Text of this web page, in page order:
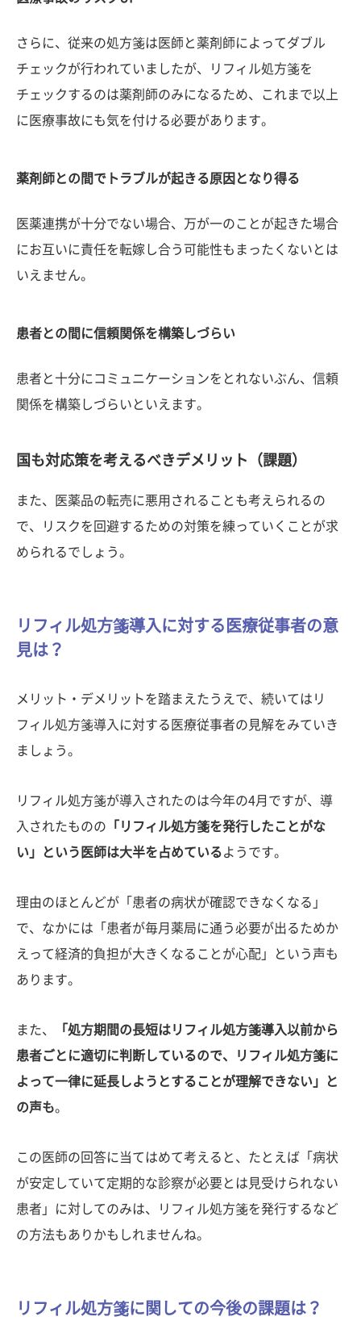
さらに、従来の処方箋は医師と薬剤師によってダブル
チェックが行われていましたが、リフィル処方箋を
チェックするのは薬剤師のみになるため、これまで以上
に医療事故にも気を付ける必要があります。
薬剤師との間でトラブルが起きる原因となり得る
医薬連携が十分でない場合、万が一のことが起きた場合
にお互いに責任を転嫁し合う可能性もまったくないとは
いえません。
患者との間に信頼関係を構築しづらい
患者と十分にコミュニケーションをとれないぶん、信頼
関係を構築しづらいといえます。
国も対応策を考えるべきデメリット（課題）
また、医薬品の転売に悪用されることも考えられるの
で、リスクを回避するための対策を練っていくことが求
められるでしょう。
リフィル処方箋導入に対する医療従事者の意
見は？
メリット・デメリットを踏まえたうえで、続いてはリ
フィル処方箋導入に対する医療従事者の見解をみていき
ましょう。
リフィル処方箋が導入されたのは今年の4月ですが、導
入されたものの 「リフィル処方箋を発行したことがな
い」という医師は大半を占めているようです。
理由のほとんどが「患者の病状が確認できなくなる」
で、なかには「患者が毎月薬局に通う必要が出るためか
えって経済的負担が大きくなることが心配」という声も
あります。
また、
「処方期間の長短はリフィル処方箋導入以前から
患者ごとに適切に判断しているので、リフィル処方箋に
よって一律に延長しようとすることが理解できない」と
の声も。
この医師の回答に当てはめて考えると、たとえば「病状
が安定していて定期的な診察が必要とは見受けられない
患者」に対してのみは、リフィル処方箋を発行するなど
の方法もありかもしれませんね。
リフィル処方箋に関しての今後の課題は？